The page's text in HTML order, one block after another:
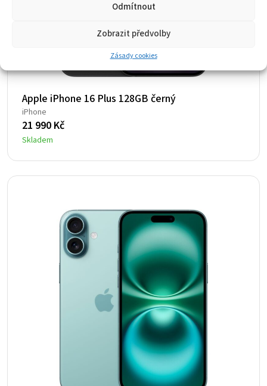
Odmítnout
Zobrazit předvolby
Zásady cookies
Apple iPhone 16 Plus 128GB černý
iPhone
21 990 Kč
Skladem